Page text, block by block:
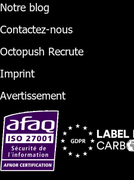
Notre blog
Contactez-nous
Octopush Recrute
Imprint
Avertissement